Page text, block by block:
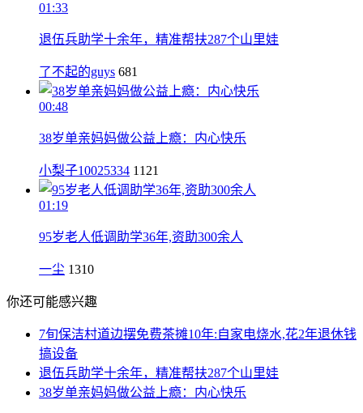
01:33
退伍兵助学十余年，精准帮扶287个山里娃
了不起的guys 681
00:48
38岁单亲妈妈做公益上瘾：内心快乐
小梨子10025334 1121
01:19
95岁老人低调助学36年,资助300余人
一尘 1310
你还可能感兴趣
7旬保洁村道边摆免费茶摊10年:自家电烧水,花2年退休钱
搞设备
退伍兵助学十余年，精准帮扶287个山里娃
38岁单亲妈妈做公益上瘾：内心快乐